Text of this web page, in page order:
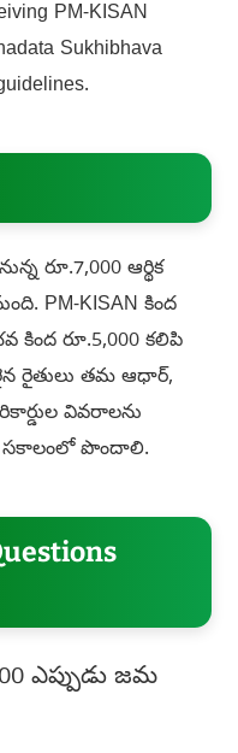
PM-KISAN
Sukhibhava
రూ.7,000 ఆర్థిక
PM-KISAN కింద
కింద రూ.5,000 కలిపి
రైతులు తమ ఆధార్,
వివరాలను
సకాలంలో పొందాలి.
ఎప్పుడు జమ